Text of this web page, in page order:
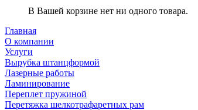
В Вашей корзине нет ни одного товара.
Главная
О компании
Услуги
Вырубка штанцформой
Лазерные работы
Ламинирование
Переплет пружиной
Перетяжка шелкотрафаретных рам